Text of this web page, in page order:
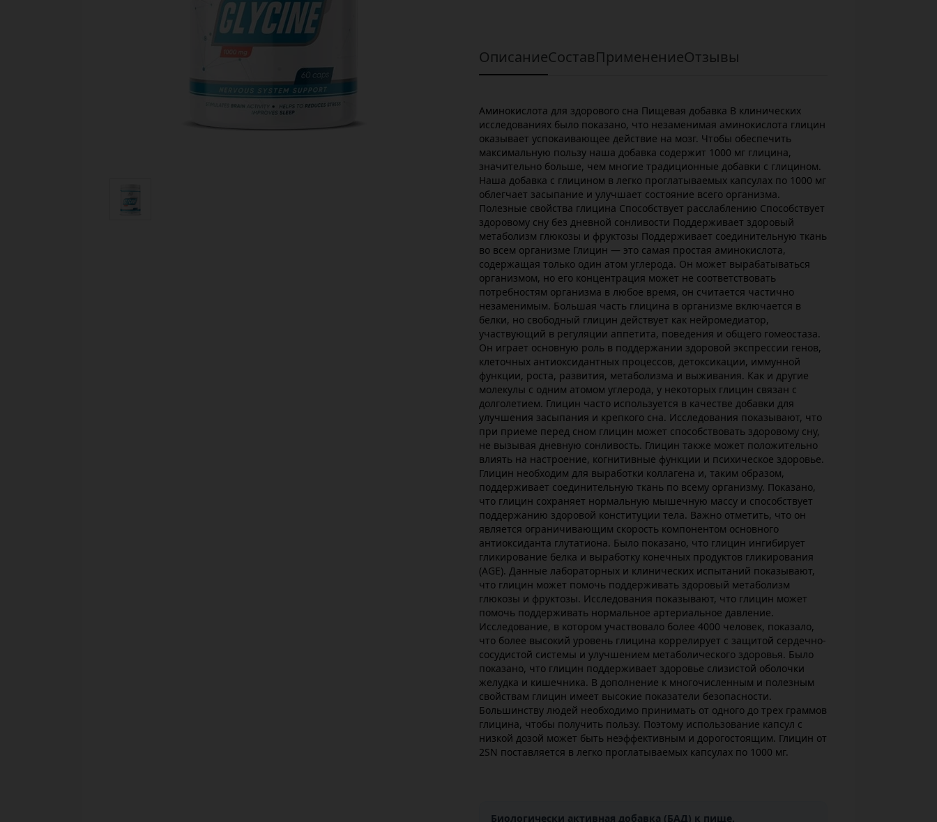
ОписаниеСоставПрименениеОтзывы
Аминокислота для здорового сна Пищевая добавка В клинических
исследованиях было показано, что незаменимая аминокислота глицин
оказывает успокаивающее действие на мозг. Чтобы обеспечить
максимальную пользу наша добавка содержит 1000 мг глицина,
значительно больше, чем многие традиционные добавки с глицином.
Наша добавка с глицином в легко проглатываемых капсулах по 1000 мг
облегчает засыпание и улучшает состояние всего организма.
Полезные свойства глицина Способствует расслаблению Способствует
здоровому сну без дневной сонливости Поддерживает здоровый
метаболизм глюкозы и фруктозы Поддерживает соединительную ткань
во всем организме Глицин — это самая простая аминокислота,
содержащая только один атом углерода. Он может вырабатываться
организмом, но его концентрация может не соответствовать
потребностям организма в любое время, он считается частично
незаменимым. Большая часть глицина в организме включается в
белки, но свободный глицин действует как нейромедиатор,
участвующий в регуляции аппетита, поведения и общего гомеостаза.
Он играет основную роль в поддержании здоровой экспрессии генов,
клеточных антиоксидантных процессов, детоксикации, иммунной
функции, роста, развития, метаболизма и выживания. Как и другие
молекулы с одним атомом углерода, у некоторых глицин связан с
долголетием. Глицин часто используется в качестве добавки для
улучшения засыпания и крепкого сна. Исследования показывают, что
при приеме перед сном глицин может способствовать здоровому сну,
не вызывая дневную сонливость. Глицин также может положительно
влиять на настроение, когнитивные функции и психическое здоровье.
Глицин необходим для выработки коллагена и, таким образом,
поддерживает соединительную ткань по всему организму. Показано,
что глицин сохраняет нормальную мышечную массу и способствует
поддержанию здоровой конституции тела. Важно отметить, что он
является ограничивающим скорость компонентом основного
антиоксиданта глутатиона. Было показано, что глицин ингибирует
гликирование белка и выработку конечных продуктов гликирования
(AGE). Данные лабораторных и клинических испытаний показывают,
что глицин может помочь поддерживать здоровый метаболизм
глюкозы и фруктозы. Исследования показывают, что глицин может
помочь поддерживать нормальное артериальное давление.
Исследование, в котором участвовало более 4000 человек, показало,
что более высокий уровень глицина коррелирует с защитой сердечно-
сосудистой системы и улучшением метаболического здоровья. Было
показано, что глицин поддерживает здоровье слизистой оболочки
желудка и кишечника. В дополнение к многочисленным и полезным
свойствам глицин имеет высокие показатели безопасности.
Большинству людей необходимо принимать от одного до трех граммов
глицина, чтобы получить пользу. Поэтому использование капсул с
низкой дозой может быть неэффективным и дорогостоящим. Глицин от
2SN поставляется в легко проглатываемых капсулах по 1000 мг.
Биологически активная добавка (БАД) к пище.